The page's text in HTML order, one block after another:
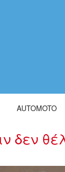
AUTOMOTO
δεν